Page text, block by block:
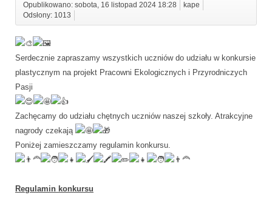
Opublikowano: sobota, 16 listopad 2024 18:28
kape
Odsłony: 1013
Serdecznie zapraszamy wszystkich uczniów do udziału w konkursie
plastycznym na projekt Pracowni Ekologicznych i Przyrodniczych
Pasji
Zachęcamy do udziału chętnych uczniów naszej szkoły. Atrakcyjne
nagrody czekają
Poniżej zamieszczamy regulamin konkursu.
Regulamin konkursu